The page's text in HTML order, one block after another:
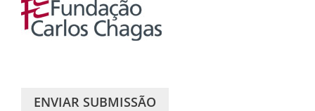
ENVIAR SUBMISSÃO